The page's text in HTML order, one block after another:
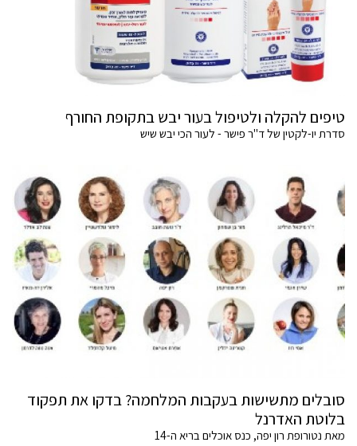
טיפים להקלה ולטיפול בעור יבש בתקופת החורף
סדרת יו-לקטין של ד"ר פישר - לעור הכי יבש שיש
סובלים מתשישות בעקבות המלחמה? בדקו את תפקוד
בלוטת האדרנל
מאת נטורופת רון יפה, כנס אוכלים בריא ה-14